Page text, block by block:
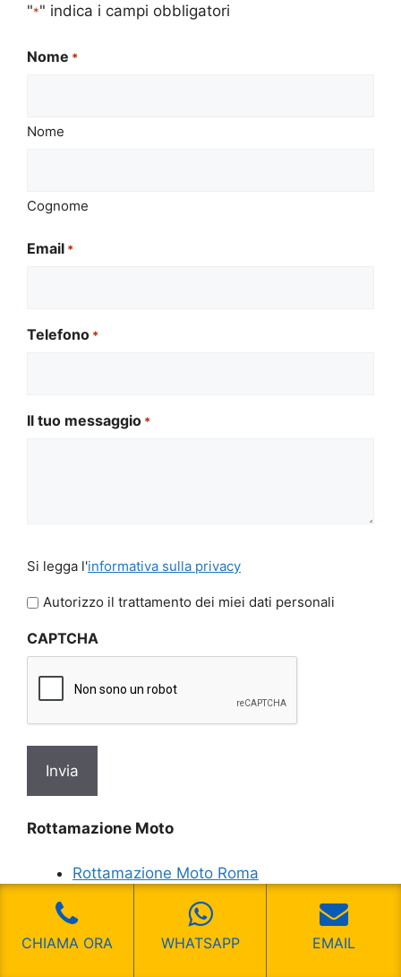
"*" indica i campi obbligatori
Nome *
Nome
Cognome
Email *
Telefono *
Il tuo messaggio *
legga
l'informativa
privacy
Si legga l'informativa sulla privacy
Autorizzo il trattamento dei miei dati personali
CAPTCHA
Rottamazione Moto
Rottamazione Moto Roma
Rottamazione Moto Cornelia
Rottamazione Moto Corso Francia
CHIAMA ORA WHATSAPP EMAIL